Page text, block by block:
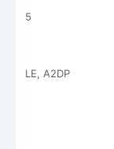
5
LE, A2DP